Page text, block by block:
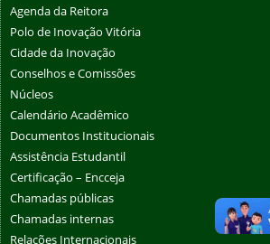
Agenda da Reitora
Polo de Inovação Vitória
Cidade da Inovação
Conselhos e Comissões
Núcleos
Calendário Acadêmico
Documentos Institucionais
Assistência Estudantil
Certificação – Encceja
Chamadas públicas
Chamadas internas
Relações Internacionais